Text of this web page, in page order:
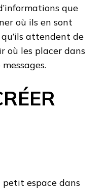
que
où ils en sont
attendent de
où les placer dans
petit espace dans